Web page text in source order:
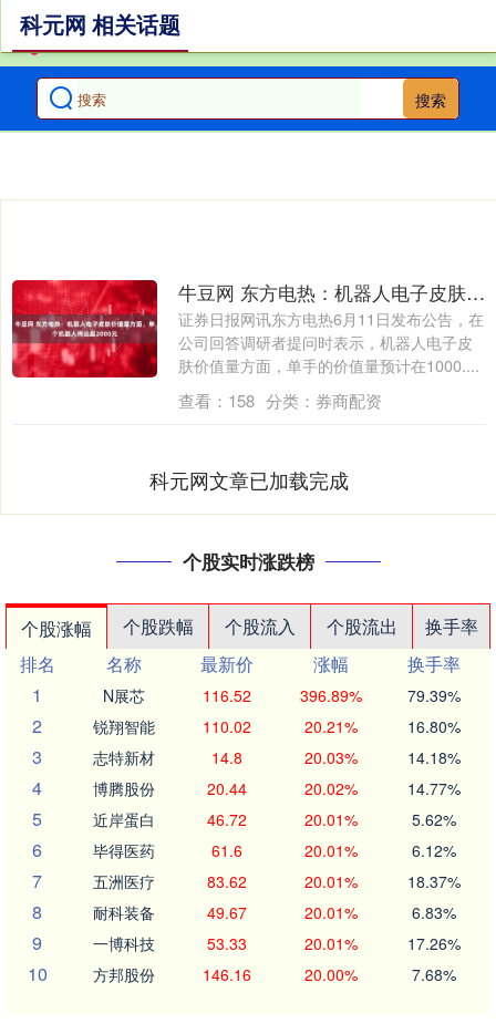
搜索
科元网 相关话题
牛豆网 东方电热：机器人电子皮肤价值量方面，单个机器人将远超2000元
证券日报网讯东方电热6月11日发布公告，在
公司回答调研者提问时表示，机器人电子皮
肤价值量方面，单手的价值量预计在1000....
查看： 158 分类： 券商配资
科元网文章已加载完成
个股实时涨跌榜
个股涨幅 个股跌幅 个股流入 个股流出
换手率
排名
名称 最新价 涨幅
换手率
1
N展芯 116.52 396.89% 79.39%
2 锐翔智能 110.02 20.21% 16.80%
3 志特新材 14.8 20.03% 14.18%
4 博腾股份 20.44 20.02% 14.77%
5 近岸蛋白 46.72 20.01% 5.62%
6 毕得医药 61.6 20.01% 6.12%
7 五洲医疗 83.62 20.01% 18.37%
8 耐科装备 49.67 20.01% 6.83%
9 一博科技 53.33 20.01% 17.26%
10 方邦股份 146.16 20.00% 7.68%